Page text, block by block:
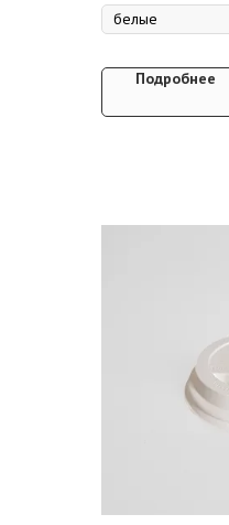
Подробнее